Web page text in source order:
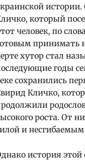
истории.
который
человек, по
принимать
хутор стал
годы
сохранились
Кличко,
роста. От
и
история